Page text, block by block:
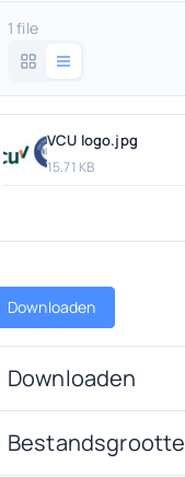
1 file
VCU logo.jpg
15.71 KB
Downloaden
Downloaden
Bestandsgrootte